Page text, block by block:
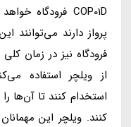
پرواز دارند می‌توانند
فرودگاه نیز در زمان
از ویلچر استفاده
استخدام کنند تا آن‌ها
کنند. ویلچر این